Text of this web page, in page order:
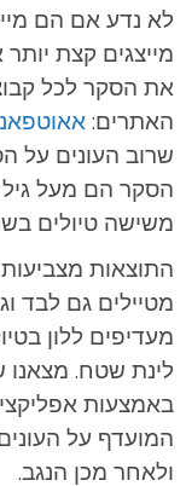
לא נדע אם הם
מייצגים קצת
את הסקר לכל
האתרים:
שרוב העונים על
משישה טיולים
התוצאות
מטיילים גם לבד
מעדיפים ללון
לינת שטח. מצאנו
באמצעות
המועדף על
ולאחר מכן הנגב.